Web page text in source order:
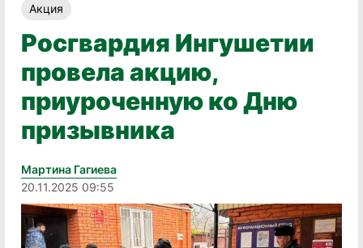
Акция
Росгвардия Ингушетии
провела акцию,
приуроченную ко Дню
призывника
Мартина Гагиева
20.11.2025 09:55